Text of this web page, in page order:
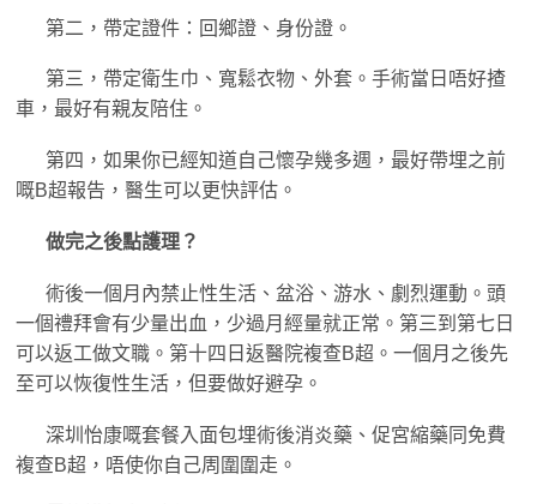
第二，帶定證件：回鄉證、身份證。
第三，帶定衛生巾、寬鬆衣物、外套。手術當日唔好揸
車，最好有親友陪住。
第四，如果你已經知道自己懷孕幾多週，最好帶埋之前
嘅B超報告，醫生可以更快評估。
做完之後點護理？
術後一個月內禁止性生活、盆浴、游水、劇烈運動。頭
一個禮拜會有少量出血，少過月經量就正常。第三到第七日
可以返工做文職。第十四日返醫院複查B超。一個月之後先
至可以恢復性生活，但要做好避孕。
深圳怡康嘅套餐入面包埋術後消炎藥、促宮縮藥同免費
複查B超，唔使你自己周圍圍走。